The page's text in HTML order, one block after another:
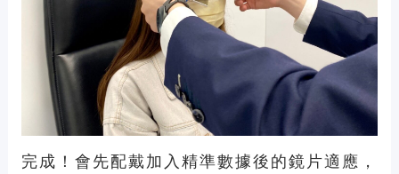
完成！會先配戴加入精準數據後的鏡片適應，